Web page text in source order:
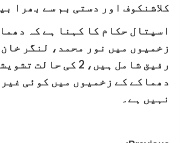
کلاشنکوف اور دستی بم سے بھرا
اسپتال حکام کا کہنا ہے کہ
زخمیوں میں نور محمد، لنگر
رفیق شامل ہیں، 2 کی
دھماکے کے زخمیوں میں کوئی
نہیں ہے۔